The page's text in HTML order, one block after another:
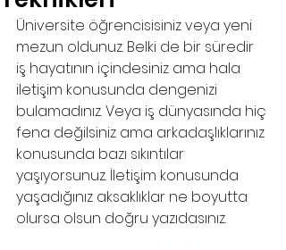
Üniversite öğrencisisiniz veya yeni
mezun oldunuz. Belki de bir süredir
iş hayatının içindesiniz ama hala
iletişim konusunda dengenizi
bulamadınız. Veya iş dünyasında hiç
fena değilsiniz ama arkadaşlıklarınız
konusunda bazı sıkıntılar
yaşıyorsunuz. İletişim konusunda
yaşadığınız aksaklıklar ne boyutta
olursa olsun doğru yazıdasınız.